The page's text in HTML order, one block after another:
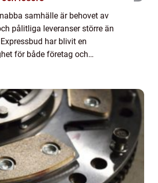
samhälle är behovet av
pålitliga leveranser större än
har blivit en
för både företag och